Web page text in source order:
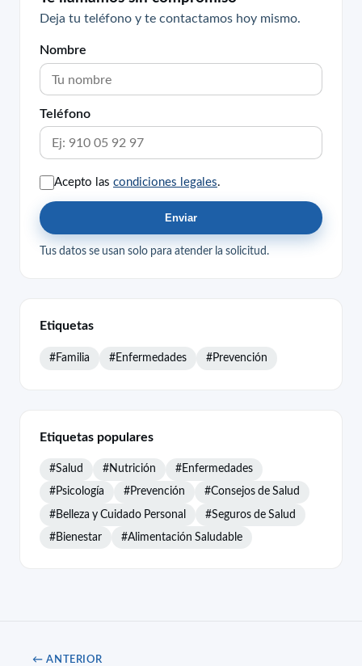
Deja tu teléfono y te contactamos hoy mismo.
Nombre
Teléfono
Acepto las condiciones legales.
Enviar
Tus datos se usan solo para atender la solicitud.
Etiquetas
#Familia #Enfermedades #Prevención
Etiquetas populares
#Salud #Nutrición #Enfermedades
#Psicología #Prevención #Consejos de Salud
#Belleza y Cuidado Personal #Seguros de Salud
#Bienestar #Alimentación Saludable
← ANTERIOR